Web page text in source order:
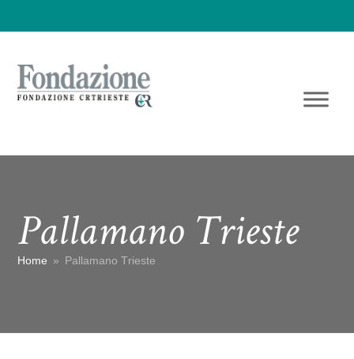
Pallamano Trieste
Home » Pallamano Trieste